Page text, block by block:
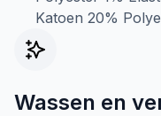
Katoen 20%
Wassen en